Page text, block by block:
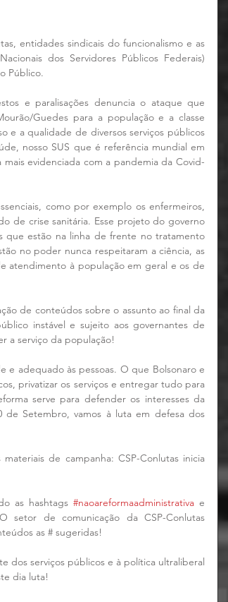
entidades sindicais do funcionalismo e as
dos Servidores Públicos Federais)
Público.
e paralisações denuncia o ataque que
Guedes para a população e a classe
e a qualidade de diversos serviços públicos
nosso SUS que é referência mundial em
evidenciada com a pandemia da Covid-
como por exemplo os enfermeiros,
de crise sanitária. Esse projeto do governo
que estão na linha de frente no tratamento
no poder nunca respeitaram a ciência, as
atendimento à população em geral e os de
de conteúdos sobre o assunto ao final da
instável e sujeito aos governantes de
a serviço da população!
adequado às pessoas. O que Bolsonaro e
privatizar os serviços e entregar tudo para
serve para defender os interesses da
de Setembro, vamos à luta em defesa dos
de campanha: CSP-Conlutas inicia
as hashtags #naoareformaadministrativa
setor de comunicação da CSP-Conlutas
as # sugeridas!
dos serviços públicos e à política ultraliberal
dia luta!